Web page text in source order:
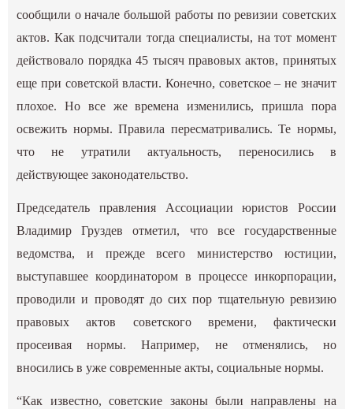
сообщили о начале большой работы по ревизии советских
актов. Как подсчитали тогда специалисты, на тот момент
действовало порядка 45 тысяч правовых актов, принятых
еще при советской власти. Конечно, советское – не значит
плохое. Но все же времена изменились, пришла пора
освежить нормы. Правила пересматривались. Те нормы,
что не утратили актуальность, переносились в
действующее законодательство.
Председатель правления Ассоциации юристов России
Владимир Груздев отметил, что все государственные
ведомства, и прежде всего министерство юстиции,
выступавшее координатором в процессе инкорпорации,
проводили и проводят до сих пор тщательную ревизию
правовых актов советского времени, фактически
просеивая нормы. Например, не отменялись, но
вносились в уже современные акты, социальные нормы.
“Как известно, советские законы были направлены на